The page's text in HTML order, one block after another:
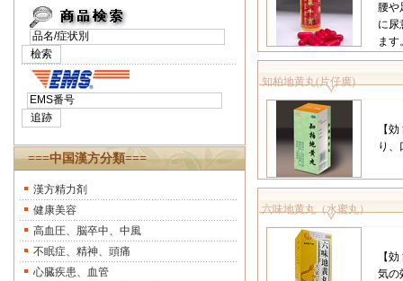
===中国漢方分類===
漢方精力剤
健康美容
高血圧、脳卒中、中風
不眠症、精神、頭痛
心臓疾患、血管
腰
に尿
ます
知柏地黄丸(片仔廣)
【
り
六味地黄丸（水蜜丸）
【
気の